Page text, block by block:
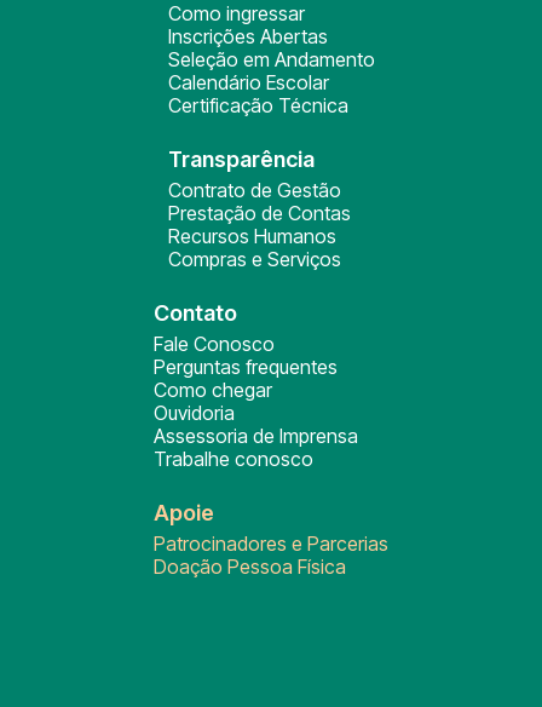
Como ingressar
Inscrições Abertas
Seleção em Andamento
Calendário Escolar
Certificação Técnica
Transparência
Contrato de Gestão
Prestação de Contas
Recursos Humanos
Compras e Serviços
Contato
Fale Conosco
Perguntas frequentes
Como chegar
Ouvidoria
Assessoria de Imprensa
Trabalhe conosco
Apoie
Patrocinadores e Parcerias
Doação Pessoa Física